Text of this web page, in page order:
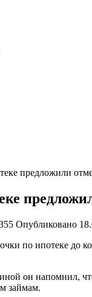
предложили
Опубликовано
по ипотеке до
он напомнил,
займам.